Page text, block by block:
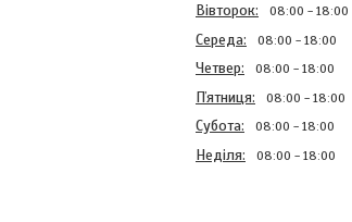
Вівторок 08:00 18:00
Середа 08:00 18:00
Четвер 08:00 18:00
Пʼятниця 08:00 18:00
Субота 08:00 18:00
Неділя 08:00 18:00